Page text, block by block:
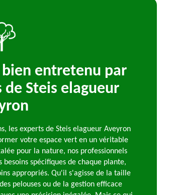
entretenu par
Steis elagueur
les experts de Steis elagueur Aveyron
votre espace vert en un véritable
pour la nature, nos professionnels
spécifiques de chaque plante,
appropriés. Qu'il s'agisse de la taille
pelouses ou de la gestion efficace